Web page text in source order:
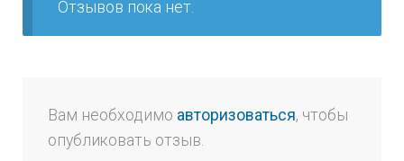
Отзывов пока нет.
Вам необходимо авторизоваться, чтобы
опубликовать отзыв.